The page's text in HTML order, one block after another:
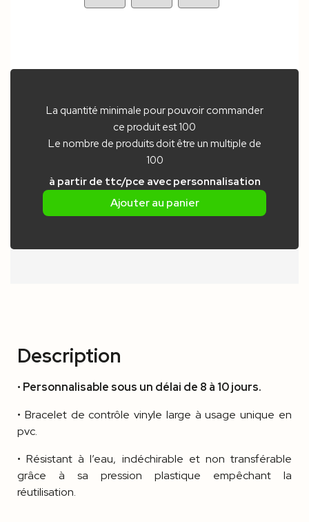
La quantité minimale pour pouvoir commander
ce produit est 100
Le nombre de produits doit être un multiple de
100
à partir de ttc/pce avec personnalisation
Ajouter au panier
Description
• Personnalisable sous un délai de 8 à 10 jours.
• Bracelet de contrôle vinyle large à usage unique en
pvc.
• Résistant à l’eau, indéchirable et non transférable
grâce à sa pression plastique empêchant la
réutilisation.